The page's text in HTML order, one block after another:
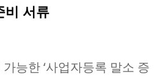
비 서류
능한 ‘사업자등록 말소 증